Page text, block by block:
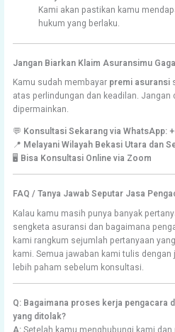
Kami akan pastikan kamu
hukum yang berlaku.
Jangan Biarkan Klaim Asuransimu
Kamu sudah membayar premi asuransi
atas perlindungan dan keadilan.
dipermainkan.
💬 Konsultasi Sekarang via WhatsApp:
📍 Melayani Wilayah Bekasi Utara dan
🖥️ Bisa Konsultasi Online via Zoom
FAQ / Tanya Jawab Seputar Jasa
Kalau kamu masih punya banyak
sengketa asuransi dan bagaimana
kami rangkum sejumlah pertanyaan
kami. Semua jawaban kami tulis
lebih paham sebelum konsultasi.
Q: Bagaimana proses kerja pengacara
yang ditolak?